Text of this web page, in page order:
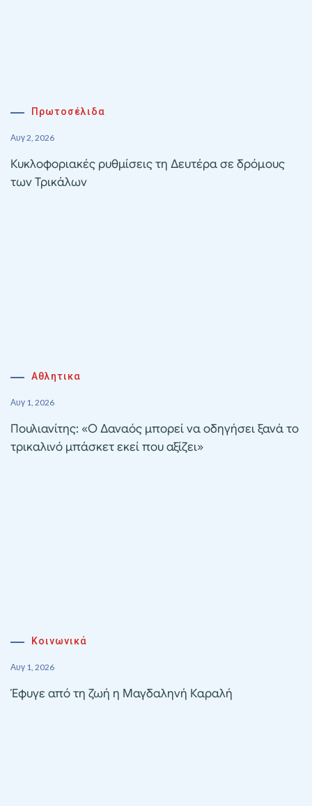
Πρωτοσέλιδα
Αυγ 2, 2026
Κυκλοφοριακές ρυθμίσεις τη Δευτέρα σε δρόμους
των Τρικάλων
Αθλητικα
Αυγ 1, 2026
Πουλιανίτης: «Ο Δαναός μπορεί να οδηγήσει ξανά το
τρικαλινό μπάσκετ εκεί που αξίζει»
Κοινωνικά
Αυγ 1, 2026
Έφυγε από τη ζωή η Μαγδαληνή Καραλή